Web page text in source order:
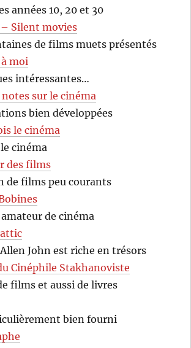
années 10, 20 et 30
Silent movies
de films muets présentés
moi
intéressantes…
sur le cinéma
bien développées
le cinéma
cinéma
des films
de films peu courants
de cinéma
attic
John est riche en trésors
Cinéphile Stakhanoviste
films et aussi de livres
bien fourni